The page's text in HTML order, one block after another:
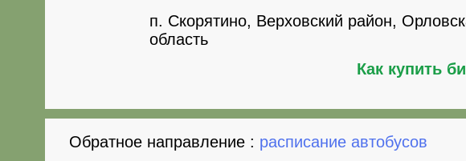
п. Скорятино, Верховский район,
область
Как купить
Обратное направление : расписание автобусов